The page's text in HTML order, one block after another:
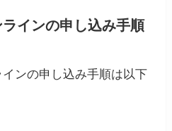
インの申し込み手順
ンの申し込み手順は以下